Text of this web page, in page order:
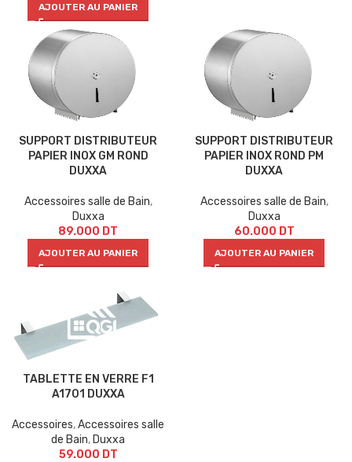
AJOUTER AU PANIER
SUPPORT DISTRIBUTEUR
PAPIER INOX GM ROND
DUXXA
Accessoires salle de Bain,
Duxxa
89.000 DT
AJOUTER AU PANIER
SUPPORT DISTRIBUTEUR
PAPIER INOX ROND PM
DUXXA
Accessoires salle de Bain,
Duxxa
60.000 DT
AJOUTER AU PANIER
TABLETTE EN VERRE F1
A1701 DUXXA
Accessoires,Accessoires salle
de Bain, Duxxa
59.000 DT